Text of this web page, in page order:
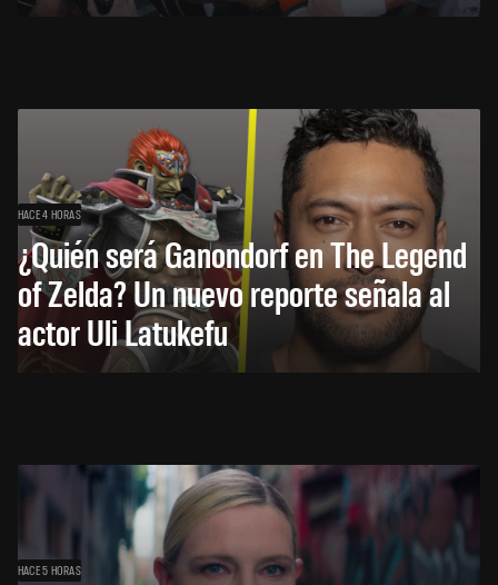
HACE 4 HORAS
¿Quién será Ganondorf en The Legend
of Zelda? Un nuevo reporte señala al
actor Uli Latukefu
HACE 5 HORAS